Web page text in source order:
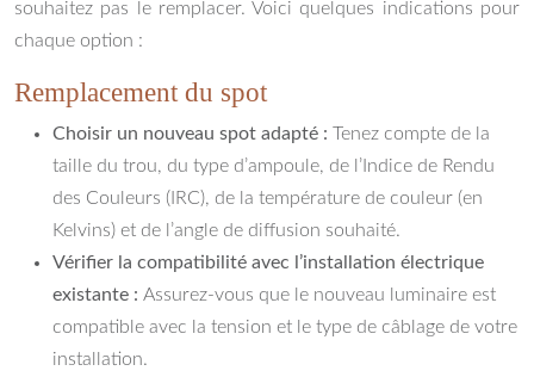
souhaitez pas le remplacer. Voici quelques indications pour
chaque option :
Remplacement du spot
Choisir un nouveau spot adapté : Tenez compte de la
taille du trou, du type d’ampoule, de l’Indice de Rendu
des Couleurs (IRC), de la température de couleur (en
Kelvins) et de l’angle de diffusion souhaité.
Vérifier la compatibilité avec l’installation électrique
existante : Assurez-vous que le nouveau luminaire est
compatible avec la tension et le type de câblage de votre
installation.